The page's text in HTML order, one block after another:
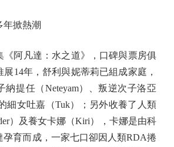
掀熱潮
阿凡達：水之道》，口碑與票房俱
14年，舒利與妮蒂莉已組成家庭，
納提任（Neteyam）、叛逆次子洛亞
細女吐嘉（Tuk）；另外收養了人類
）及養女卡娜（Kiri），卡娜是由科
孕育而成，一家七口卻因人類RDA捲